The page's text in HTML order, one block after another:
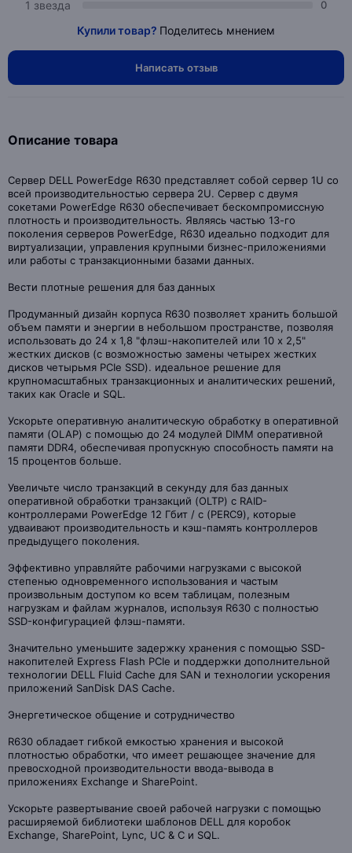
1 звезда 0
Купили товар? Поделитесь мнением
Написать отзыв
Описание товара
Сервер DELL PowerEdge R630 представляет собой сервер 1U со
всей производительностью сервера 2U. Сервер с двумя
сокетами PowerEdge R630 обеспечивает бескомпромиссную
плотность и производительность. Являясь частью 13-го
поколения серверов PowerEdge, R630 идеально подходит для
виртуализации, управления крупными бизнес-приложениями
или работы с транзакционными базами данных.
Вести плотные решения для баз данных
Продуманный дизайн корпуса R630 позволяет хранить большой
объем памяти и энергии в небольшом пространстве, позволяя
использовать до 24 x 1,8 "флэш-накопителей или 10 x 2,5"
жестких дисков (с возможностью замены четырех жестких
дисков четырьмя PCIe SSD). идеальное решение для
крупномасштабных транзакционных и аналитических решений,
таких как Oracle и SQL.
Ускорьте оперативную аналитическую обработку в оперативной
памяти (OLAP) с помощью до 24 модулей DIMM оперативной
памяти DDR4, обеспечивая пропускную способность памяти на
15 процентов больше.
Увеличьте число транзакций в секунду для баз данных
оперативной обработки транзакций (OLTP) с RAID-
контроллерами PowerEdge 12 Гбит / с (PERC9), которые
удваивают производительность и кэш-память контроллеров
предыдущего поколения.
Эффективно управляйте рабочими нагрузками с высокой
степенью одновременного использования и частым
произвольным доступом ко всем таблицам, полезным
нагрузкам и файлам журналов, используя R630 с полностью
SSD-конфигурацией флэш-памяти.
Значительно уменьшите задержку хранения с помощью SSD-
накопителей Express Flash PCIe и поддержки дополнительной
технологии DELL Fluid Cache для SAN и технологии ускорения
приложений SanDisk DAS Cache.
Энергетическое общение и сотрудничество
R630 обладает гибкой емкостью хранения и высокой
плотностью обработки, что имеет решающее значение для
превосходной производительности ввода-вывода в
приложениях Exchange и SharePoint.
Ускорьте развертывание своей рабочей нагрузки с помощью
расширяемой библиотеки шаблонов DELL для коробок
Exchange, SharePoint, Lync, UC & C и SQL.